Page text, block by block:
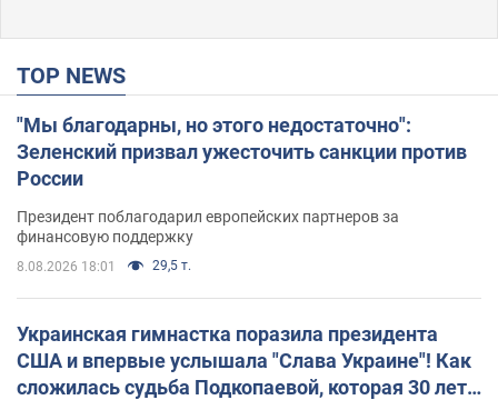
TOP NEWS
"Мы благодарны, но этого недостаточно":
Зеленский призвал ужесточить санкции против
России
Президент поблагодарил европейских партнеров за
финансовую поддержку
8.08.2026 18:01 29,5 т.
Украинская гимнастка поразила президента
США и впервые услышала "Слава Украине"! Как
сложилась судьба Подкопаевой, которая 30 лет